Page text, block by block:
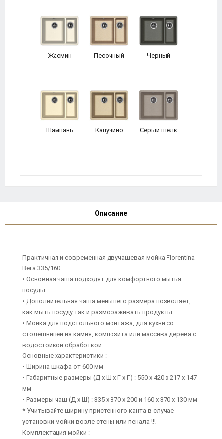
Жасмин Песочный Черный
Шампань Капучино Серый шелк
Описание
Практичная и современная двучашевая мойка Florentina
Вега 335/160
• Основная чаша подходят для комфортного мытья
посуды
• Дополнительная чаша меньшего размера позволяет,
как мыть посуду так и размораживать продукты
• Мойка для подстольного монтажа, для кухни со
столешницей из камня, композита или массива дерева с
водостойкой обработкой.
Основные характеристики :
• Ширина шкафа от 600 мм
• Габаритные размеры (Д х Ш х Г х Г) : 550 х 420 х 217 х 147
мм
• Размеры чаш (Д х Ш) : 335 х 370 х 200 и 160 х 370 х 130 мм
* Учитывайте ширину пристенного канта в случае
установки мойки возле стены или пенала !!!
Комплектация мойки :